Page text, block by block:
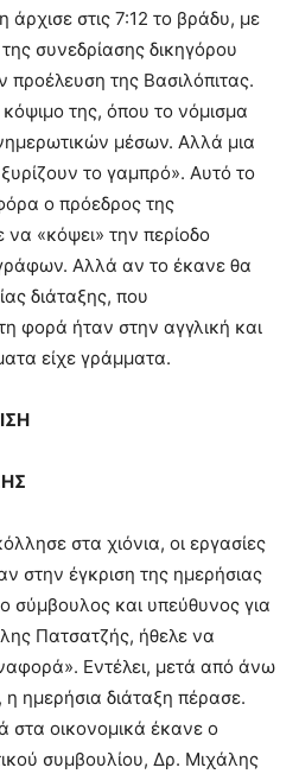
άρχισε στις 7:12 το βράδυ, με
συνεδρίασης δικηγόρου
προέλευση της Βασιλόπιτας.
της, όπου το νόμισμα
μέσων. Αλλά μια
το γαμπρό». Αυτό το
ο πρόεδρος της
«κόψει» την περίοδο
Αλλά αν το έκανε θα
διάταξης, που
φορά ήταν στην αγγλική και
είχε γράμματα.
στα χιόνια, οι εργασίες
στην έγκριση της ημερήσιας
σύμβουλος και υπεύθυνος για
Πατσατζής, ήθελε να
Εντέλει, μετά από άνω
ημερήσια διάταξη πέρασε.
στα οικονομικά έκανε ο
συμβουλίου, Δρ. Μιχάλης